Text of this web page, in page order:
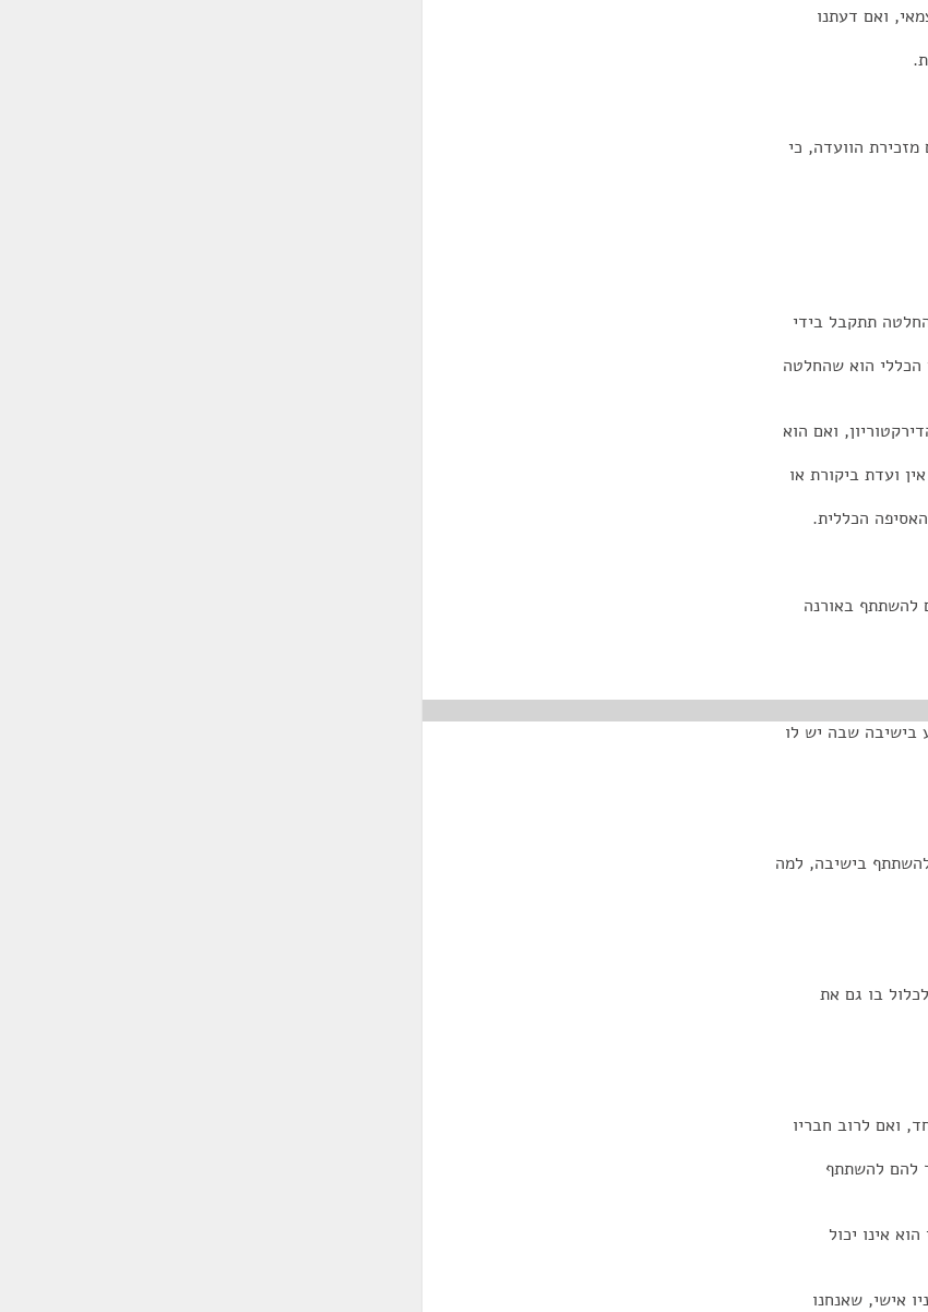
ואם דעתנו
הוועדה, כי
תתקבל בידי
הכללי הוא שהחלטה
ואם הוא
ועדת ביקורת או
הכללית.
להשתתף באורנה
בישיבה שבה יש לו
להשתתף בישיבה, למה
ואם לרוב חבריו
להם להשתתף
אינו יכול
אישי, שאנחנו